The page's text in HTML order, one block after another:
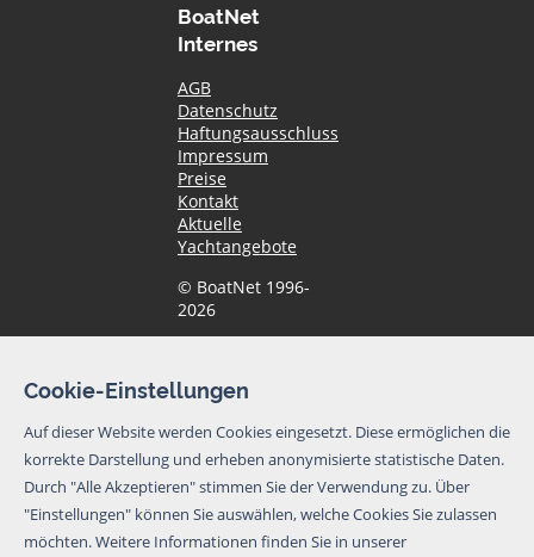
BoatNet
Internes
AGB
Datenschutz
Haftungsausschluss
Impressum
Preise
Kontakt
Aktuelle
Yachtangebote
© BoatNet 1996-
2026
Newsletter von
BoatNet per eMail
erhalten. Von dem
Newsletter kann
per eMail oder
Cookie-Einstellungen
Auf dieser Website werden Cookies eingesetzt. Diese ermöglichen die
korrekte Darstellung und erheben anonymisierte statistische Daten.
Durch "Alle Akzeptieren" stimmen Sie der Verwendung zu. Über
"Einstellungen" können Sie auswählen, welche Cookies Sie zulassen
möchten.Weitere Informationen finden Sie in unserer